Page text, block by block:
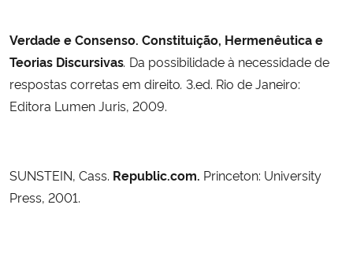
Verdade e Consenso. Constituição, Hermenêutica e
Teorias Discursivas. Da possibilidade à necessidade de
respostas corretas em direito. 3.ed. Rio de Janeiro:
Editora Lumen Juris, 2009.
SUNSTEIN, Cass. Republic.com. Princeton: University
Press, 2001.